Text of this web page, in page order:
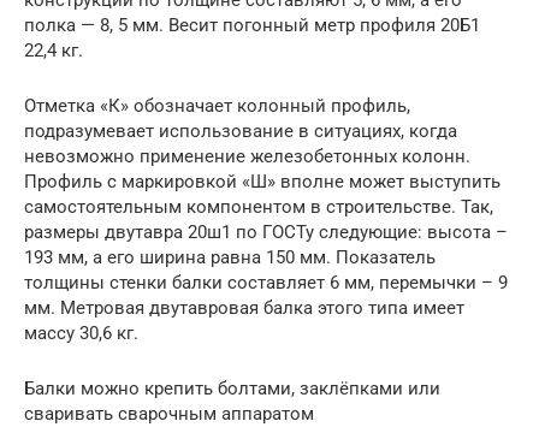
полка — 8, 5 мм. Весит погонный метр профиля 20Б1
22,4 кг.
Отметка «К» обозначает колонный профиль,
подразумевает использование в ситуациях, когда
невозможно применение железобетонных колонн.
Профиль с маркировкой «Ш» вполне может выступить
самостоятельным компонентом в строительстве. Так,
размеры двутавра 20ш1 по ГОСТу следующие: высота –
193 мм, а его ширина равна 150 мм. Показатель
толщины стенки балки составляет 6 мм, перемычки – 9
мм. Метровая двутавровая балка этого типа имеет
массу 30,6 кг.
Балки можно крепить болтами, заклёпками или
сваривать сварочным аппаратом